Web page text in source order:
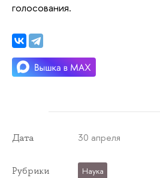
голосования.
Дата 30 апреля
Рубрики Наука